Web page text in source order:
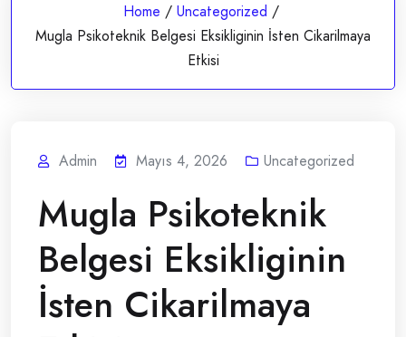
Home / Uncategorized /
Mugla Psikoteknik Belgesi Eksikliginin İsten Cikarilmaya
Etkisi
Admin Mayıs 4, 2026 Uncategorized
Mugla Psikoteknik
Belgesi Eksikliginin
İsten Cikarilmaya